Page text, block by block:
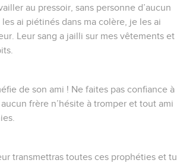
au pressoir, sans personne d’aucun
ai piétinés dans ma colère, je les ai
Leur sang a jailli sur mes vêtements et
de son ami ! Ne faites pas confiance à
frère n’hésite à tromper et tout ami
transmettras toutes ces prophéties et tu